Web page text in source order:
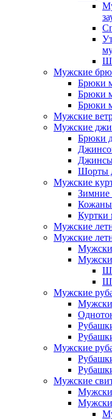
Мужские
Брюки
Брюки
Брюки
Мужские
Мужские
Брюки
Шорты
Мужские
Зимние
Куртки
Мужские
Мужские
Мужские
Мужские
Мужские